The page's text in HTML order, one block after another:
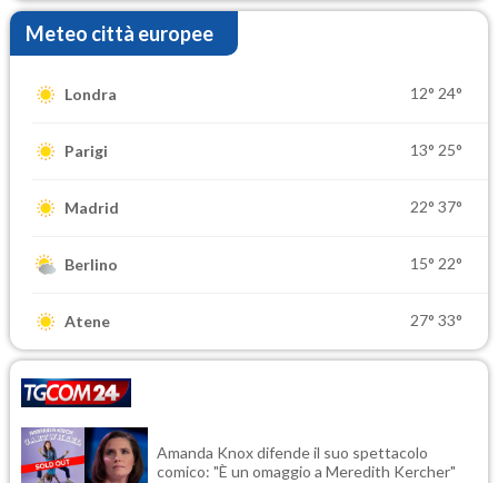
Meteo città europee
Londra 12° 24°
Parigi 13° 25°
Madrid 22° 37°
Berlino 15° 22°
Atene 27° 33°
Amanda Knox difende il suo spettacolo
comico: "È un omaggio a Meredith Kercher"